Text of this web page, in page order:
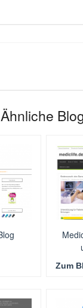
Ähnliche
Zum